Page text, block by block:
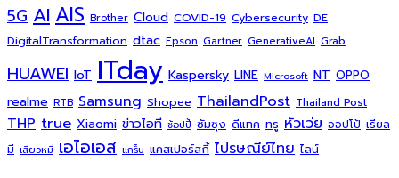
5G AI AIS Brother Cloud COVID-19 Cybersecurity DE
DigitalTransformation dtac Epson Gartner GenerativeAI Grab
HUAWEI IoT ITday Kaspersky LINE Microsoft NT OPPO
realme RTB Samsung Shopee ThailandPost Thailand Post
THP true Xiaomi ข่าวไอที ช้อปปี้ ซัมซุง ดีแทค ทรู หัวเว่ย ออปโป้ เรียล
มี เสียวหมี่ เอไอเอส แกร็บ แคสเปอร์สกี้ ไปรษณีย์ไทย ไลน์